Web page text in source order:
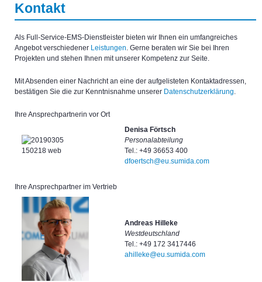
Kontakt
Als Full-Service-EMS-Dienstleister bieten wir Ihnen ein umfangreiches
Angebot verschiedener Leistungen. Gerne beraten wir Sie bei Ihren
Projekten und stehen Ihnen mit unserer Kompetenz zur Seite.
Mit Absenden einer Nachricht an eine der aufgelisteten Kontaktadressen,
bestätigen Sie die zur Kenntnisnahme unserer Datenschutzerklärung.
Ihre Ansprechpartnerin vor Ort
Denisa Förtsch
Personalabteilung
Tel.: +49 36653 400
dfoertsch@eu.sumida.com
Ihre Ansprechpartner im Vertrieb
Andreas Hilleke
Westdeutschland
Tel.: +49 172 3417446
ahilleke@eu.sumida.com